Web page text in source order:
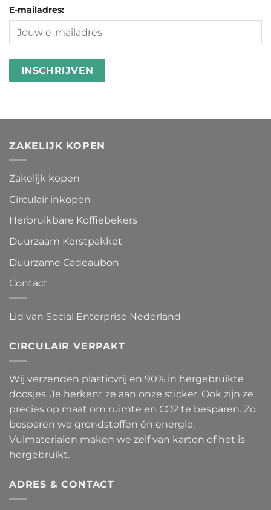
goed
besteden
in
wasstrips
E-mailadres:
ZAKELIJK KOPEN
Zakelijk kopen
Circulair inkopen
Herbruikbare Koffiebekers
Duurzaam Kerstpakket
Duurzame Cadeaubon
Contact
Lid van Social Enterprise Nederland
CIRCULAIR VERPAKT
Wij verzenden plasticvrij en 90% in hergebruikte
doosjes. Je herkent ze aan onze sticker. Ook zijn ze
precies op maat om ruimte en CO2 te besparen. Zo
besparen we grondstoffen én energie.
Vulmaterialen maken we zelf van karton of het is
hergebruikt.
ADRES & CONTACT